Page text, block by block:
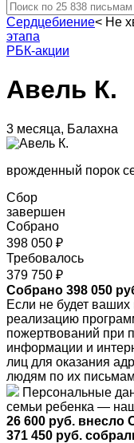
Сердцебиение< Не
этапа
РБК-акции
Авель К.
3 месяца, Балахна
врожденный порок
Сбор
завершен
Собрано
398 050 ₽
Требовалось
379 750 ₽
Собрано 398 050
Если не будет
реализацию
пожертвований при
информации и
лиц для оказания
людям по их
Персональные
семьи ребенка —
26 600 руб. внесло
371 450 руб.